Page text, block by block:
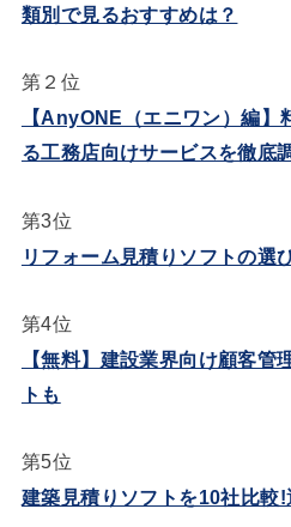
類別で見るおすすめは？
第２位
【AnyONE（エニワン）編】
る工務店向けサービスを徹底
第3位
リフォーム見積りソフトの選
第4位
【無料】建設業界向け顧客管
トも
第5位
建築見積りソフトを10社比較